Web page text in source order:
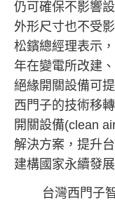
仍可確保不影響
外形尺寸也不受
松鑌總經理表示
年在變電所改建
絕緣開關設備可
西門子的技術移
開關設備(clean
解決方案，提升
建構國家永續發展
台灣西門子智